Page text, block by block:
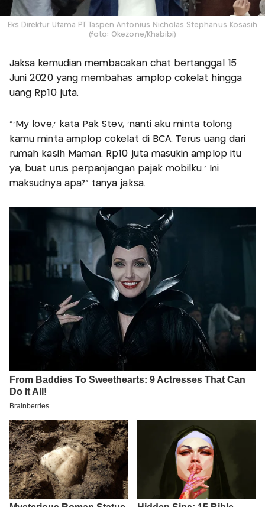
Eks Direktur Utama PT Taspen Antonius Nicholas Stephanus Kosasih
(foto: Okezone/Khabibi)
Jaksa kemudian membacakan chat bertanggal 15
Juni 2020 yang membahas amplop cokelat hingga
uang Rp10 juta.
"‘My love,’ kata Pak Stev, ‘nanti aku minta tolong
kamu minta amplop cokelat di BCA. Terus uang dari
rumah kasih Maman. Rp10 juta masukin amplop itu
ya, buat urus perpanjangan pajak mobilku.’ Ini
maksudnya apa?" tanya jaksa.